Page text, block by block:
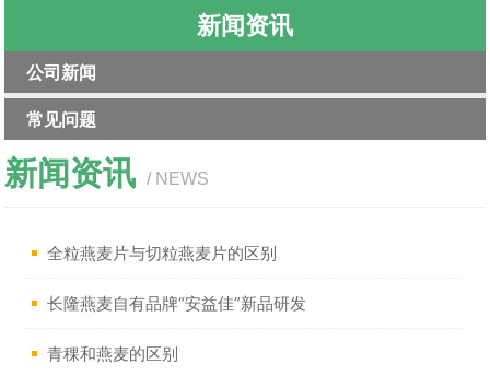
新闻资讯
公司新闻
常见问题
新闻资讯 / NEWS
全粒燕麦片与切粒燕麦片的区别
长隆燕麦自有品牌“安益佳”新品研发
青稞和燕麦的区别